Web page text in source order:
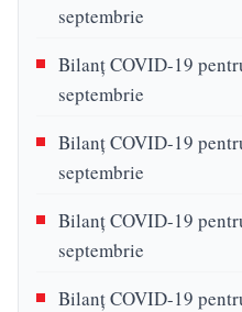
septembrie
Bilanţ COVID-19
septembrie
Bilanţ COVID-19
septembrie
Bilanţ COVID-19
septembrie
Bilanţ COVID-19